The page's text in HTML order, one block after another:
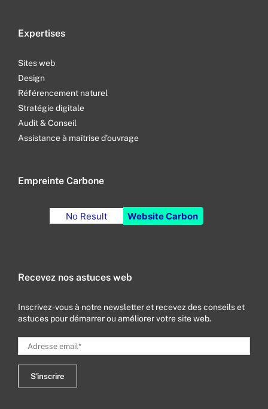
Expertises
Sites web
Design
Référencement naturel
Stratégie digitale
Audit & Conseil
Assistance à maîtrise d’ouvrage
Empreinte Carbone
No Result Website Carbon
Recevez nos astuces web
Inscrivez-vous à notre newsletter et recevez des conseils et
astuces pour démarrer ou améliorer votre site web.